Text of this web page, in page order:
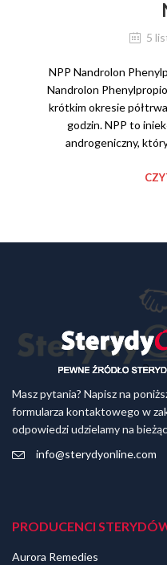
5
NPP Nandrolon
Nandrolon
krótkim okresie
godzin. NPP to
androgeniczny,
Masz pytania? Napisz na
formularza kontaktowego w
odpowiedzi udzielamy na
info@sterydyonline.com
PRODUCENCI
Aurora Remedies